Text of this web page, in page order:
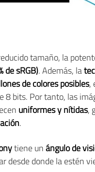
tamaño, la
de sRGB). Además, la
de colores posibles,
8 bits. Por tanto, las
uniformes y nítidas,
.
tiene unángulo de
desde donde la estén